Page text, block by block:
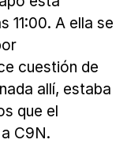
11:00. A ella se
cuestión de
allí, estaba
que el
C9N.